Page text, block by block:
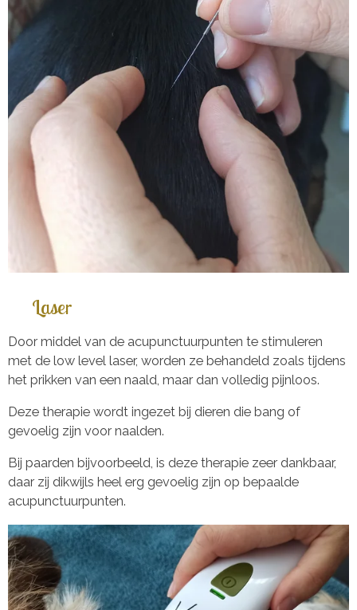
Laser
Door middel van de acupunctuurpunten te stimuleren
met de low level laser, worden ze behandeld zoals tijdens
het prikken van een naald, maar dan volledig pijnloos.
Deze therapie wordt ingezet bij dieren die bang of
gevoelig zijn voor naalden.
Bij paarden bijvoorbeeld, is deze therapie zeer dankbaar,
daar zij dikwijls heel erg gevoelig zijn op bepaalde
acupunctuurpunten.